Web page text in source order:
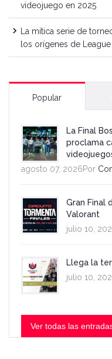
videojuego en 2025
La mítica serie de
los orígenes de
Popular
La Final
proclama
agosto 07, 2026Por
Gran Final
Valorant
julio 10,
Llega la
julio 10,
Ver todas las